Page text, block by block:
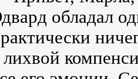
обладал
лихвой